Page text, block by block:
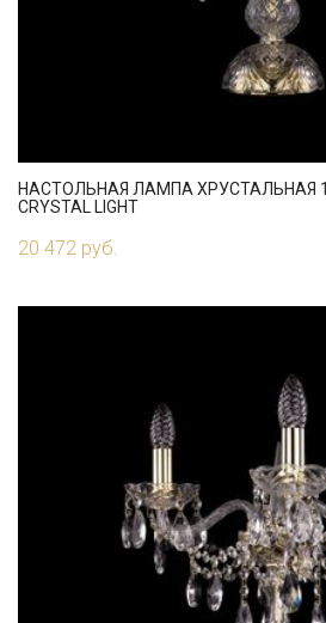
НАСТОЛЬНАЯ ЛАМПА ХРУСТАЛЬНАЯ
CRYSTAL LIGHT
20 472 руб.